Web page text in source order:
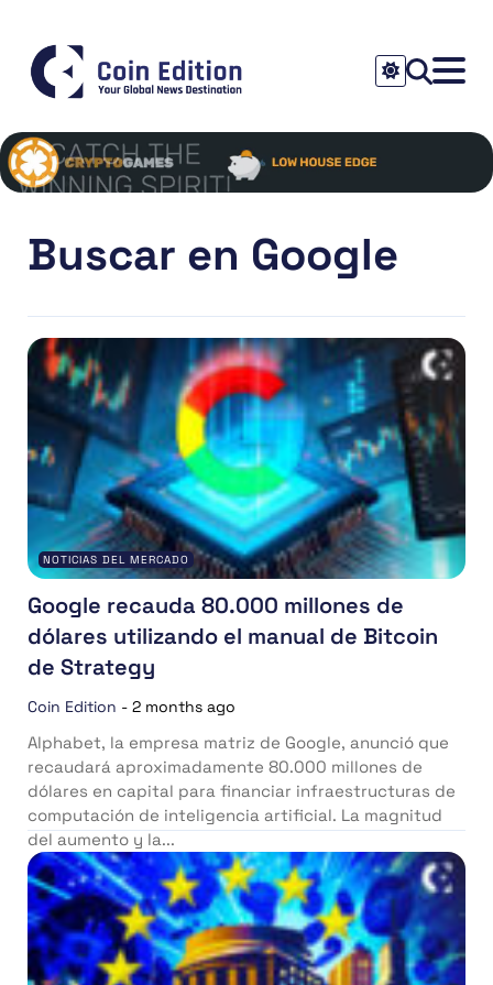
Buscar en Google
NOTICIAS DEL MERCADO
Google recauda 80.000 millones de
dólares utilizando el manual de Bitcoin
de Strategy
Coin Edition - 2 months ago
Alphabet, la empresa matriz de Google, anunció que
recaudará aproximadamente 80.000 millones de
dólares en capital para financiar infraestructuras de
computación de inteligencia artificial. La magnitud
del aumento y la...